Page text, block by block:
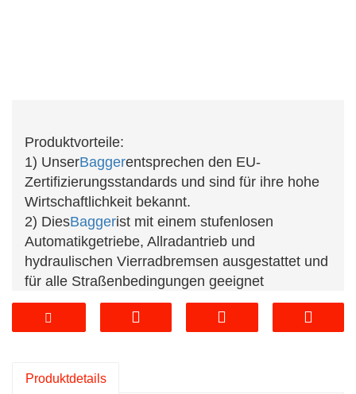
Produktvorteile:
1) UnserBaggerentsprechen den EU-
Zertifizierungsstandards und sind für ihre hohe
Wirtschaftlichkeit bekannt.
2) DiesBaggerist mit einem stufenlosen
Automatikgetriebe, Allradantrieb und
hydraulischen Vierradbremsen ausgestattet und
für alle Straßenbedingungen geeignet
3) Die verstärkte Vorderschaufel mit einem
ausgewogenen Ölzylinder und einem hinteren
4) Dieses Rad
Produktdetails